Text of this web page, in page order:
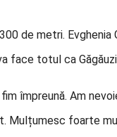
de metri.
face totul ca
împreună. Am
Mulțumesc foarte